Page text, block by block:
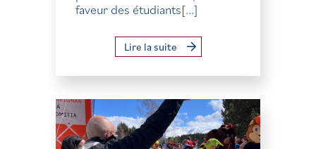
faveur des étudiants[...]
Lire la suite